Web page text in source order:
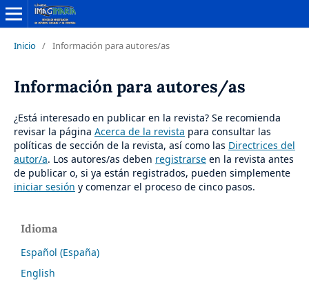
Inicio / Información para autores/as
Información para autores/as
¿Está interesado en publicar en la revista? Se recomienda
revisar la página Acerca de la revista para consultar las
políticas de sección de la revista, así como las Directrices del
autor/a. Los autores/as deben registrarseen la revista antes
de publicar o, si ya están registrados, pueden simplemente
iniciar sesión y comenzar el proceso de cinco pasos.
Idioma
Español (España)
English